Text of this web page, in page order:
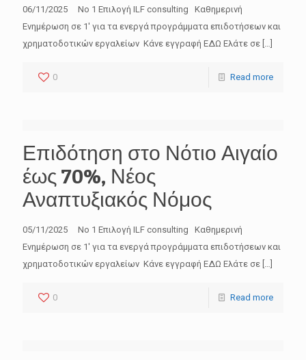
06/11/2025 No 1 Επιλογή ILF consulting Καθημερινή
Ενημέρωση σε 1′ για τα ενεργά προγράμματα επιδοτήσεων και
χρηματοδοτικών εργαλείων Κάνε εγγραφή ΕΔΩ Ελάτε σε […]
0 Read more
Επιδότηση στο Νότιο Αιγαίο
έως 70%, Νέος
Αναπτυξιακός Νόμος
05/11/2025 No 1 Επιλογή ILF consulting Καθημερινή
Ενημέρωση σε 1′ για τα ενεργά προγράμματα επιδοτήσεων και
χρηματοδοτικών εργαλείων Κάνε εγγραφή ΕΔΩ Ελάτε σε […]
0 Read more